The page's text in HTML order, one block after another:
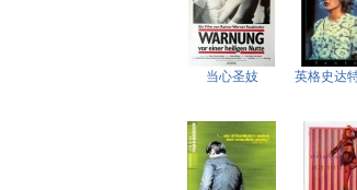
当心圣妓 英格史达